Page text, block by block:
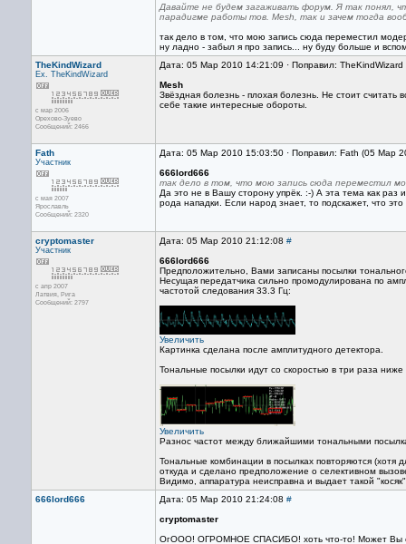
Давайте не будем загаживать форум. Я так понял,
парадигме работы тов. Mesh, так и зачем тогда
так дело в том, что мою запись сюда переместил
ну ладно - забыл я про запись... ну буду больше и
TheKindWizard
Ex. TheKindWizard
с мар 2006
Орехово-Зуево
Сообщений: 2466
Дата: 05 Мар 2010 14:21:09 · Поправил:
Mesh
Звёздная болезнь - плохая болезнь. Не стоит
себе такие интересные обороты.
Fath
Участник
с мая 2007
Ярославль
Сообщений: 2320
Дата: 05 Мар 2010 15:03:50 · Поправил: Fath (05 Мар
666lord666
так дело в том, что мою запись сюда переместил
Да это не в Вашу сторону упрёк. :-) А эта тема как
рода нападки. Если народ знает, то подскажет, что
cryptomaster
Участник
с апр 2007
Латвия, Рига
Сообщений: 2797
Дата: 05 Мар 2010 21:12:08 #
666lord666
Предположительно, Вами записаны посылки
Несущая передатчика сильно промодулирована по
частотой следования 33.3 Гц:
Увеличить
Картинка сделана после амплитудного детектора.
Тональные посылки идут со скоростью в три раза
Увеличить
Разнос частот между ближайшими тональными
Тональные комбинации в посылках повторяются (хотя
откуда и сделано предположение о селективном
Видимо, аппаратура неисправна и выдает такой
666lord666
Дата: 05 Мар 2010 21:24:08 #
cryptomaster
ОгООО! ОГРОМНОЕ СПАСИБО! хоть что-то! Может Вы